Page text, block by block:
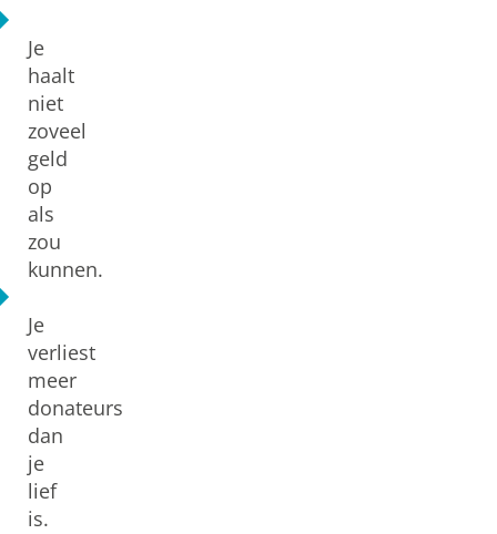
Je
haalt
niet
zoveel
geld
op
als
zou
kunnen.
Je
verliest
meer
donateurs
dan
je
lief
is.